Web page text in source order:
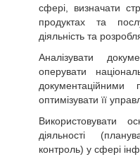
сфері, визначати
продуктах та
діяльність та
Аналізувати
оперувати
документаційними
оптимізувати її
Використовувати
діяльності
контроль) у сфері